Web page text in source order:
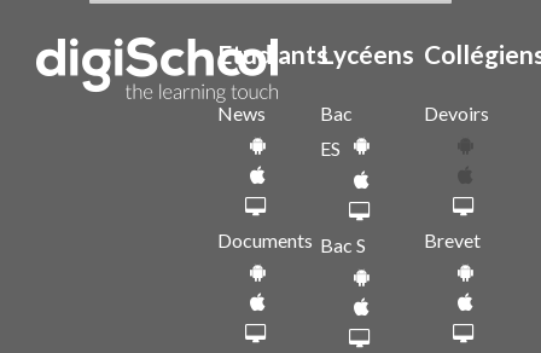
Etudiants
News
Documents
Lycéens
Bac
ES
Bac S
Devoirs
Brevet